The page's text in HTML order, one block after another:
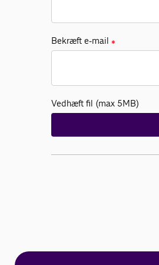
Bekræft e-mail ✱
Vedhæft fil (max 5MB)